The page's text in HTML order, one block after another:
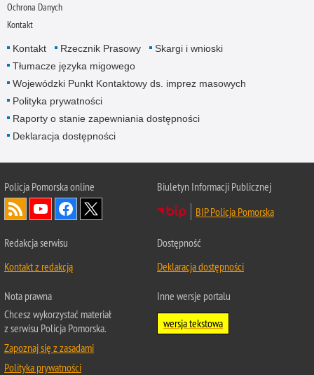
Ochrona Danych
Kontakt
Kontakt Rzecznik Prasowy
Skargi i wnioski
Tłumacze języka migowego
Wojewódzki Punkt Kontaktowy ds. imprez masowych
Polityka prywatności
Raporty o stanie zapewniania dostępności
Deklaracja dostępności
Policja Pomorska online
Biuletyn Informacji Publicznej
BIP Policja Pomorska
Redakcja serwisu
Kontakt z redakcją
Dostępność
Deklaracja dostępności
Nota prawna
Chcesz wykorzystać materiał
z serwisu Policja Pomorska.
Zapoznaj się z zasadami
Polityka prywatności
Inne wersje portalu
wersja tekstowa